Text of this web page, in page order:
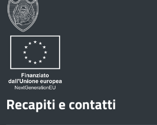
Recapiti e contatti